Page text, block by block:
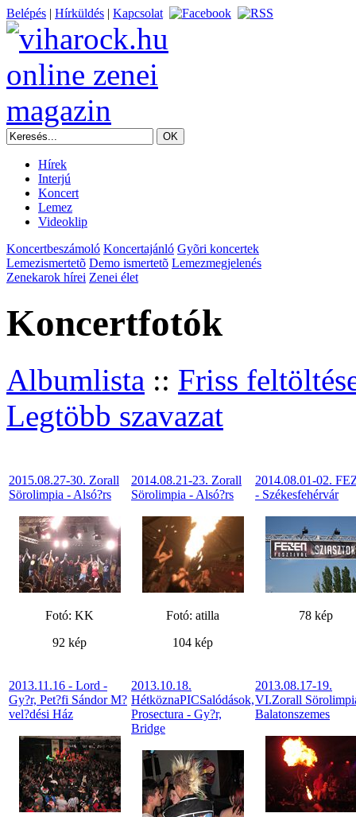
Belépés | Hírküldés | Kapcsolat
Hírek
Interjú
Koncert
Lemez
Videoklip
Koncertbeszámoló Koncertajánló Gyõri koncertek
Lemezismertetõ Demo ismertetõ Lemezmegjelenés
Zenekarok hírei Zenei élet
Koncertfotók
Albumlista :: Friss
Legtöbb szavazat
2015.08.27-30. Zorall
Sörolimpia - Alsó?rs
Fotó: KK
92 kép
2014.08.21-23. Zorall
Sörolimpia - Alsó?rs
Fotó: atilla
104 kép
2014.08.01-02.
- Székesfehérvár
78 kép
2013.11.16 - Lord -
Gy?r, Pet?fi Sándor M?
vel?dési Ház
2013.10.18.
HétköznaPICSalódások,
Prosectura - Gy?r,
Bridge
2013.08.17-19.
VI.Zorall
Balatonszemes